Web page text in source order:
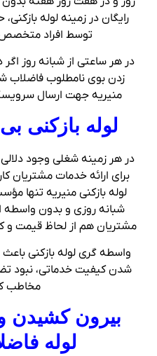
رایگان در زمینه لوله
توسط افراد متخصص
در هر ساعتی از شبانه روز اگر
زدن بوی نامطلوب فاضلاب
منیریه جهت ارسال
لوله بازکنی
در هر زمینه شغلی وجود
برای ارائه خدمات مشتریان
لوله بازکنی منیریه تنها
شبانه روزی و بدون واسطه
مشتریان هم از لحاظ قیمت و
واسطه گری لوله بازکنی
شدن کیفیت خدماتی، نبود
مخاطب
بیرون کشیدن
لوله